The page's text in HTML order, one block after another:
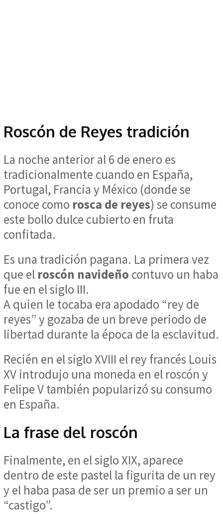
Roscón de Reyes tradición
La noche anterior al 6 de enero es
tradicionalmente cuando en España,
Portugal, Francia y México (donde se
conoce como rosca de reyes) se consume
este bollo dulce cubierto en fruta
confitada.
Es una tradición pagana. La primera vez
que el roscón navideño contuvo un haba
fue en el siglo III.
A quien le tocaba era apodado “rey de
reyes” y gozaba de un breve periodo de
libertad durante la época de la esclavitud.
Recién en el siglo XVIII el rey francés Louis
XV introdujo una moneda en el roscón y
Felipe V también popularizó su consumo
en España.
La frase del roscón
Finalmente, en el siglo XIX, aparece
dentro de este pastel la figurita de un rey
y el haba pasa de ser un premio a ser un
“castigo”.